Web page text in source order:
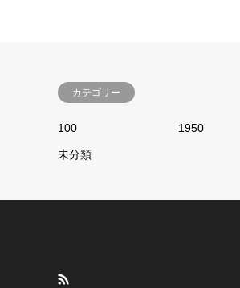
カテゴリー
100 1950
未分類